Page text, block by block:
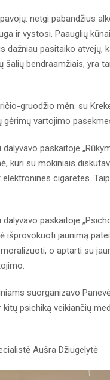
netgi pabandžius
ir vystosi. Paauglių
dažniau pasitaiko atvejų,
bendraamžiais, yra
gruodžio mėn. su
gėrimų vartojimo
paskaitoje
kuri su mokiniais
cigaretes.
paskaitoje
išprovokuoti jaunimą
o aptarti su
suorganizavo
psichiką veikiančių
Aušra Džiugelytė